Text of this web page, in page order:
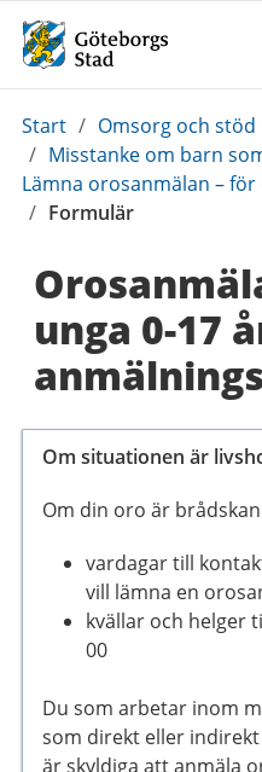
Du
är
här:
Start / Omsorg och stöd
/ Misstanke om barn
Lämna orosanmälan –
/ Formulär
unga 0-17
Om situationen är
Om din oro är
vardagar till
vill lämna en
kvällar och helger
00
Du som arbetar inom
som direkt eller
är skyldiga att anmäla